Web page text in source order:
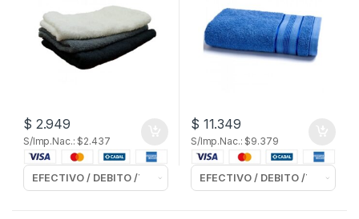
$ 2.949
S/Imp.Nac.: $2.437
$ 11.349
S/Imp.Nac.: $9.379